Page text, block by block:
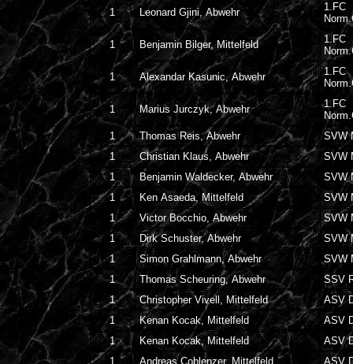
1 Leonard Gjini, Abwehr
1.FC
1 Benjamin Bilger, Mittelfeld
1.FC
1 Alexandar Kasunic, Abwehr
1.FC
1 Marius Jurczyk, Abwehr
1.FC
1
Thomas Reis, Abwehr
SVW
1
Christian Klaus, Abwehr
SVW
1
Benjamin Waldecker, Abwehr
SVW
1
Ken Asaeda, Mittelfeld
SVW
1
Victor Bocchio, Abwehr
SVW
1
Dirk Schuster, Abwehr
SVW
1
Simon Grahlmann, Abwehr
SVW
1
Thomas Scheuring, Abwehr
SSV
1
Christopher Vivell, Mittelfeld
ASV
1
Kenan Kocak, Mittelfeld
ASV
1
Kenan Kocak, Mittelfeld
ASV
1
Andreas Coblenzer, Mittelfeld ASV